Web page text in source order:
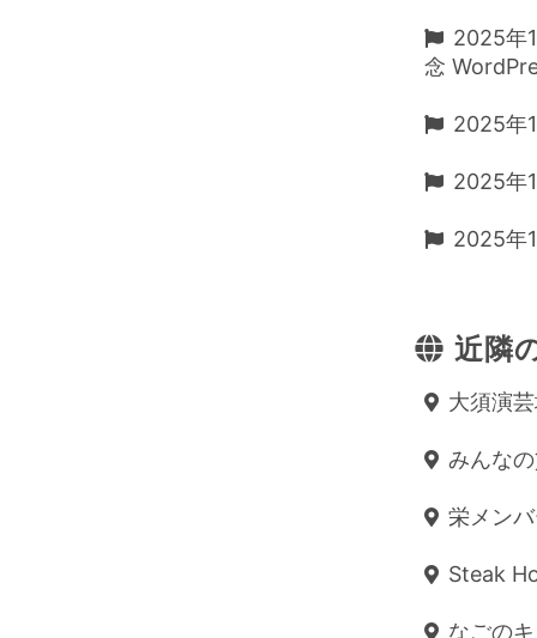
2025年
念
2025年
2025年
2025年
近隣
大須演
みんな
栄メン
Steak
なごの